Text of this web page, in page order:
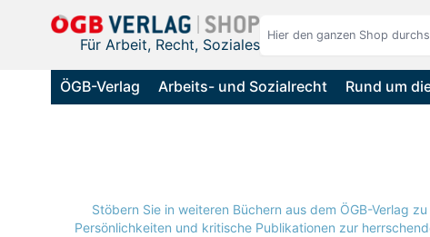
Direkt zum Inhalt
Für Arbeit, Recht, Soziales
ÖGB-Verlag Arbeits- und Sozialrecht Rund um
Stöbern Sie in weiteren Büchern aus dem ÖGB-Verlag
Persönlichkeiten und kritische Publikationen zur